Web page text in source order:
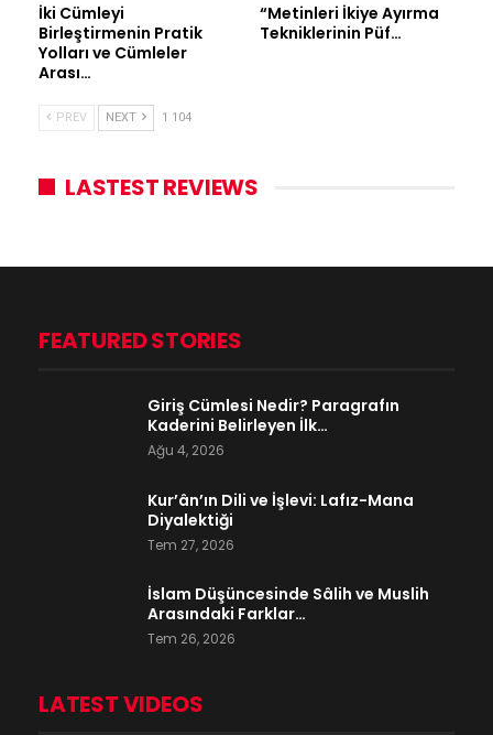
İki Cümleyi
Birleştirmenin Pratik
Yolları ve Cümleler
Arası…
“Metinleri İkiye Ayırma
Tekniklerinin Püf…
PREV NEXT 1 104
LASTEST REVIEWS
FEATURED STORIES
Giriş Cümlesi Nedir? Paragrafın
Kaderini Belirleyen İlk…
Ağu 4, 2026
Kur’ân’ın Dili ve İşlevi: Lafız-Mana
Diyalektiği
Tem 27, 2026
İslam Düşüncesinde Sâlih ve Muslih
Arasındaki Farklar…
Tem 26, 2026
LATEST VIDEOS